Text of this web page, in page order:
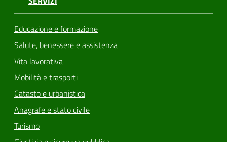
Educazione e formazione
Salute, benessere e assistenza
Vita lavorativa
Mobilità e trasporti
Catasto e urbanistica
Anagrafe e stato civile
Turismo